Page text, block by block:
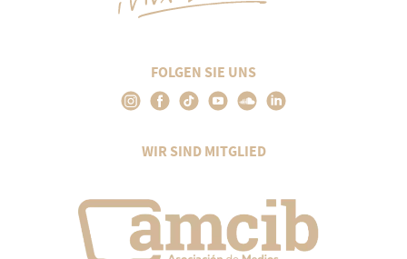
FOLGEN SIE UNS
WIR SIND MITGLIED